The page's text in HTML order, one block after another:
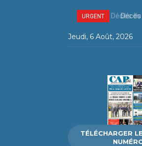
URGENT Décès
Jeudi, 6 Août, 2026
TÉLÉCHARGER